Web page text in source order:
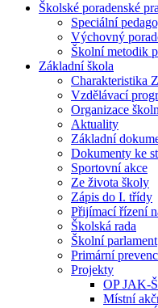
Školské poradenské
Speciální
Výchovný
Školní metodik
Základní škola
Charakteristika
Vzdělávací
Organizace
Aktuality
Základní
Dokumenty ke
Sportovní akce
Ze života školy
Zápis do I. třídy
Přijímací řízení
Školská rada
Školní parlament
Primární
Projekty
OP JAK-
Místní